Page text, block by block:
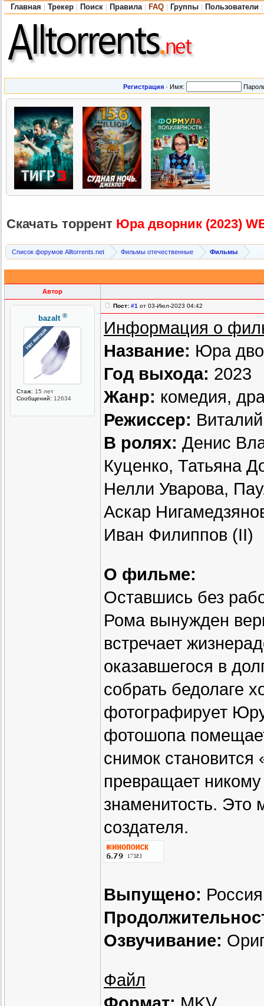
Главная Трекер Поиск Правила FAQ Группы Пользователи
Регистрация · Имя:
Скачать торрент Юра дворник (2023)
Список форумов Alltorrents.net Фильмы отечественные Фильмы
Автор
bazalt ®
Стаж: 15 лет
Сообщений: 12634
Пост: #1 от 03-Июл-2023 04:42
Информация о
Название: Юра
Год выхода: 2023
Жанр: комедия,
Режиссер:
В ролях: Денис
Куценко, Татьяна
Нелли Уварова,
Аскар
Иван Филиппов (II)
О фильме:
Оставшись без
Рома вынужден
встречает
оказавшегося в
собрать бедолаге
фотографирует
фотошопа
снимок становится
превращает никому
знаменитость. Это
создателя.
Выпущено:
Озвучивание:
Файл